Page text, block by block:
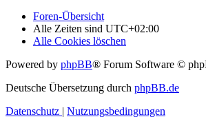
Foren-Übersicht
Alle Zeiten sind UTC+02:00
Alle Cookies löschen
Powered by phpBB® Forum Software ©
Deutsche Übersetzung durch phpBB.de
Datenschutz | Nutzungsbedingungen